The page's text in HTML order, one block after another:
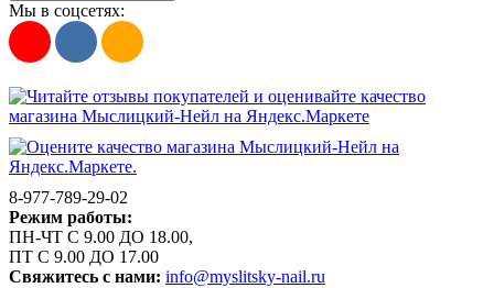
Мы в соцсетях:
8-977-789-29-02
Режим работы:
ПН-ЧТ С 9.00 ДО 18.00,
ПТ С 9.00 ДО 17.00
Свяжитесь с нами: info@myslitsky-nail.ru